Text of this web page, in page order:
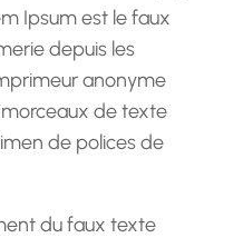
Ipsum est le faux
depuis les
anonyme
de texte
de polices de
du faux texte